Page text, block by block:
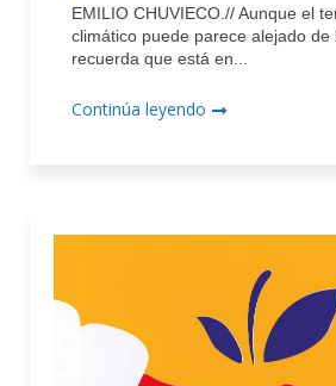
EMILIO CHUVIECO.// Aunque el
climático puede parece alejado de
recuerda que está en...
Continúa leyendo